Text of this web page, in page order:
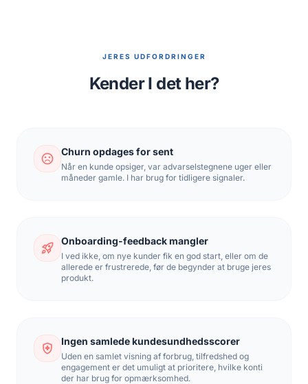
JERES UDFORDRINGER
Kender I det her?
sentiment_dissatisfied Churn opdages for sent
Når en kunde opsiger, var advarselstegnene uger eller
måneder gamle. I har brug for tidligere signaler.
rocket_launch Onboarding-feedback mangler
I ved ikke, om nye kunder fik en god start, eller om de
allerede er frustrerede, før de begynder at bruge jeres
produkt.
health_and_safety Ingen samlede kundesundhedsscorer
Uden en samlet visning af forbrug, tilfredshed og
engagement er det umuligt at prioritere, hvilke konti
der har brug for opmærksomhed.